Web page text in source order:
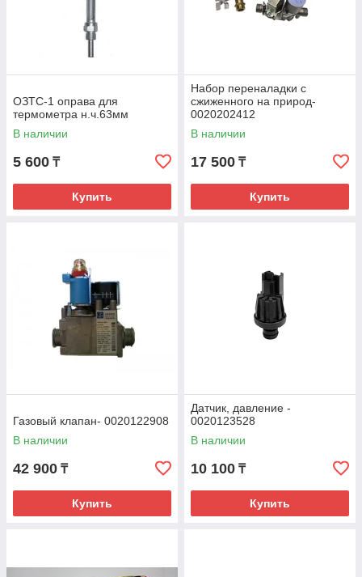
ОЗТС-1 оправа для
термометра н.ч.63мм
В наличии
5 600 ₸
Купить
Набор переналадки с
сжиженного на природ-
0020202412
В наличии
17 500 ₸
Купить
Газовый клапан- 0020122908
В наличии
42 900 ₸
Купить
Датчик, давление -
0020123528
В наличии
10 100 ₸
Купить